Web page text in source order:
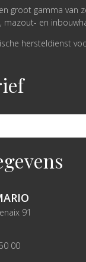
groot gamma van
mazout- en
hersteldienst
91
00